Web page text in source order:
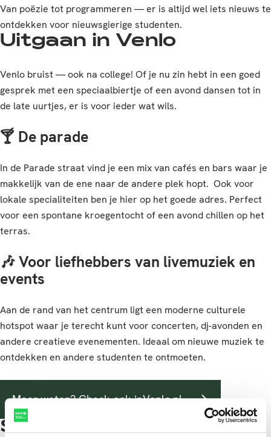
Van poëzie tot programmeren — er is altijd wel iets nieuws te
ontdekken voor nieuwsgierige studenten.
Uitgaan in Venlo
Venlo bruist — ook na college! Of je nu zin hebt in een goed
gesprek met een speciaalbiertje of een avond dansen tot in
de late uurtjes, er is voor ieder wat wils.
🍸 De parade
In de Parade straat vind je een mix van cafés en bars waar je
makkelijk van de ene naar de andere plek hopt. Ook voor
lokale specialiteiten ben je hier op het goede adres. Perfect
voor een spontane kroegentocht of een avond chillen op het
terras.
🎶 Voor liefhebbers van livemuziek en
events
Aan de rand van het centrum ligt een moderne culturele
hotspot waar je terecht kunt voor concerten, dj-avonden en
andere creatieve evenementen. Ideaal om nieuwe muziek te
ontdekken en andere studenten te ontmoeten.
Meer weten? Check ook inVenlo.nl
Studentenvereniging Sa